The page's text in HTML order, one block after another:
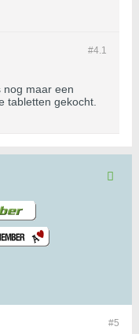
#4.1
nog maar een
tabletten gekocht.
#5